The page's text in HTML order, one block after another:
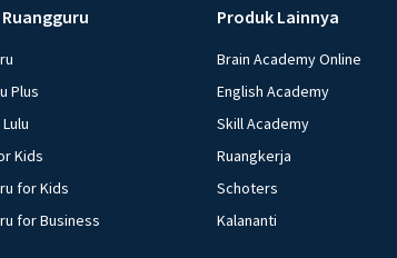
Plus
Kids
for Kids
for Business
Produk Lainnya
Brain Academy Online
English Academy
Skill Academy
Ruangkerja
Schoters
Kalananti